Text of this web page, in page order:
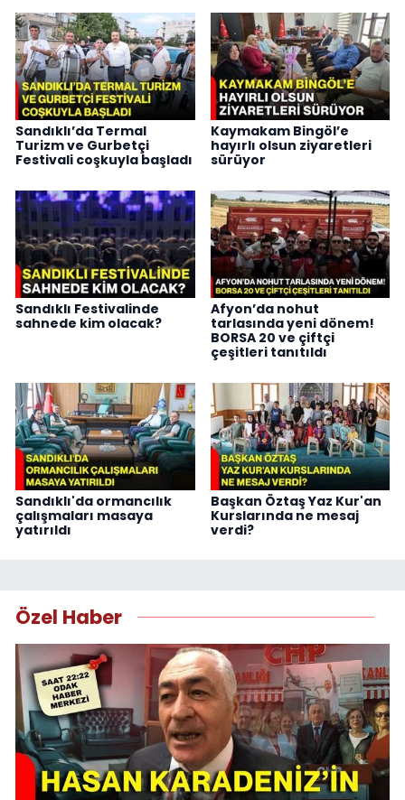
Sandıklı’da Termal
Turizm ve Gurbetçi
Festivali coşkuyla başladı
Kaymakam Bingöl’e
hayırlı olsun ziyaretleri
sürüyor
Sandıklı Festivalinde
sahnede kim olacak?
Afyon’da nohut
tarlasında yeni dönem!
BORSA 20 ve çiftçi
çeşitleri tanıtıldı
Sandıklı'da ormancılık
çalışmaları masaya
yatırıldı
Başkan Öztaş Yaz Kur'an
Kurslarında ne mesaj
verdi?
Özel Haber